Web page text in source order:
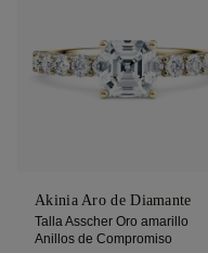
Akinia Aro de Diamante
Talla Asscher Oro amarillo
Anillos de Compromiso